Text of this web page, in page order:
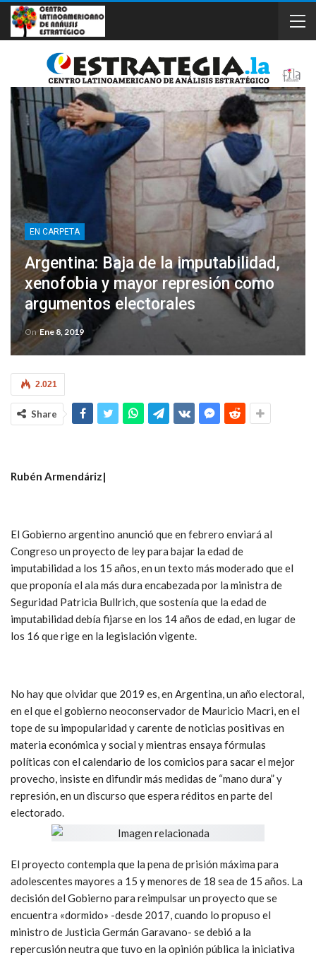
EN CARPETA
Argentina: Baja de la imputabilidad,
xenofobia y mayor represión como
argumentos electorales
On Ene 8, 2019
2.021
Share
Rubén Armendáriz|
El Gobierno argentino anunció que en febrero enviará al
Congreso un proyecto de ley para bajar la edad de
imputabilidad a los 15 años, en un texto más moderado que el
que proponía el ala más dura encabezada por la ministra de
Seguridad Patricia Bullrich, que sostenía que la edad de
imputabilidad debía fijarse en los 14 años de edad, en lugar de
los 16 que rige en la legislación vigente.
No hay que olvidar que 2019 es, en Argentina, un año electoral,
en el que el gobierno neoconservador de Mauricio Macri, en el
tope de su impopularidad y carente de noticias positivas en
materia económica y social y mientras ensaya fórmulas
políticas con el calendario de los comicios para sacar el mejor
provecho, insiste en difundir más medidas de “mano dura” y
represión, en un discurso que espera réditos en parte del
electorado.
El proyecto contempla que la pena de prisión máxima para
adolescentes mayores a 15 y menores de 18 sea de 15 años. La
decisión del Gobierno para reimpulsar un proyecto que se
encuentra «dormido» -desde 2017, cuando lo propuso el
ministro de Justicia Germán Garavano- se debió a la
repercusión neutra que tuvo en la opinión pública la iniciativa